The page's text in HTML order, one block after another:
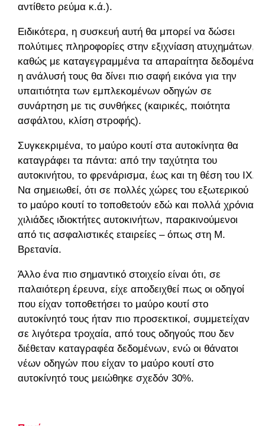
αντίθετο ρεύμα κ.ά.).
Ειδικότερα, η συσκευή αυτή θα μπορεί να δώσει
πολύτιμες πληροφορίες στην εξιχνίαση ατυχημάτων,
καθώς με καταγεγραμμένα τα απαραίτητα δεδομένα
η ανάλυσή τους θα δίνει πιο σαφή εικόνα για την
υπαιτιότητα των εμπλεκομένων οδηγών σε
συνάρτηση με τις συνθήκες (καιρικές, ποιότητα
ασφάλτου, κλίση στροφής).
Συγκεκριμένα, το μαύρο κουτί στα αυτοκίνητα θα
καταγράφει τα πάντα: από την ταχύτητα του
αυτοκινήτου, το φρενάρισμα, έως και τη θέση του ΙΧ.
Να σημειωθεί, ότι σε πολλές χώρες του εξωτερικού
το μαύρο κουτί το τοποθετούν εδώ και πολλά χρόνια
χιλιάδες ιδιοκτήτες αυτοκινήτων, παρακινούμενοι
από τις ασφαλιστικές εταιρείες – όπως στη Μ.
Βρετανία.
Άλλο ένα πιο σημαντικό στοιχείο είναι ότι, σε
παλαιότερη έρευνα, είχε αποδειχθεί πως οι οδηγοί
που είχαν τοποθετήσει το μαύρο κουτί στο
αυτοκίνητό τους ήταν πιο προσεκτικοί, συμμετείχαν
σε λιγότερα τροχαία, από τους οδηγούς που δεν
διέθεταν καταγραφέα δεδομένων, ενώ οι θάνατοι
νέων οδηγών που είχαν το μαύρο κουτί στο
αυτοκίνητό τους μειώθηκε σχεδόν 30%.